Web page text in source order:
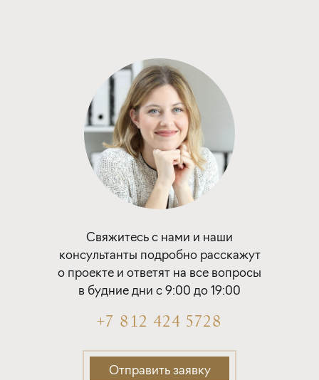
Подать заявку
Программа от Банка Санкт-
Петербург
Покупка квартиры в строящемся доме
ставка
от 18,49%
1-й взнос
от 20%
срок
до 30 лет
платёж
399 147 руб.
Свяжитесь с нами и наши
консультанты подробно расскажут
о проекте и ответят на все вопросы
в будние дни с 9:00 до 19:00
+7 812 424 5728
Отправить заявку